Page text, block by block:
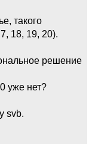
такого
18, 19, 20).
решение
уже нет?
svb.